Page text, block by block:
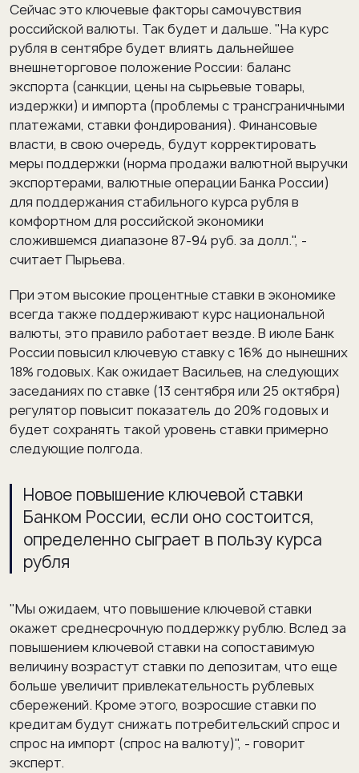
Сейчас это ключевые факторы самочувствия
российской валюты. Так будет и дальше. "На курс
рубля в сентябре будет влиять дальнейшее
внешнеторговое положение России: баланс
экспорта (санкции, цены на сырьевые товары,
издержки) и импорта (проблемы с трансграничными
платежами, ставки фондирования). Финансовые
власти, в свою очередь, будут корректировать
меры поддержки (норма продажи валютной выручки
экспортерами, валютные операции Банка России)
для поддержания стабильного курса рубля в
комфортном для российской экономики
сложившемся диапазоне 87-94 руб. за долл.", -
считает Пырьева.
При этом высокие процентные ставки в экономике
всегда также поддерживают курс национальной
валюты, это правило работает везде. В июле Банк
России повысил ключевую ставку с 16% до нынешних
18% годовых. Как ожидает Васильев, на следующих
заседаниях по ставке (13 сентября или 25 октября)
регулятор повысит показатель до 20% годовых и
будет сохранять такой уровень ставки примерно
следующие полгода.
Новое повышение ключевой ставки
Банком России, если оно состоится,
определенно сыграет в пользу курса
рубля
"Мы ожидаем, что повышение ключевой ставки
окажет среднесрочную поддержку рублю. Вслед за
повышением ключевой ставки на сопоставимую
величину возрастут ставки по депозитам, что еще
больше увеличит привлекательность рублевых
сбережений. Кроме этого, возросшие ставки по
кредитам будут снижать потребительский спрос и
спрос на импорт (спрос на валюту)", - говорит
эксперт.